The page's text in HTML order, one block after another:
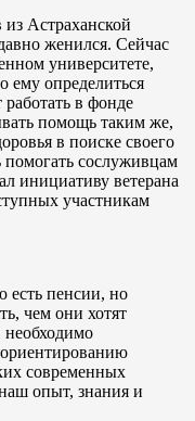
Астраханской
женился. Сейчас
университете,
ему определиться
в фонде
помощь таким же,
в поиске своего
помогать сослуживцам
инициативу ветерана
участникам
есть пенсии, но
чем они хотят
необходимо
современных
опыт, знания и